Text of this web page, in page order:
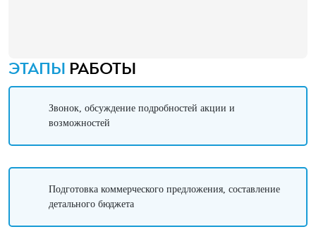
ЭТАПЫ РАБОТЫ
Звонок, обсуждение подробностей акции и
возможностей
Подготовка коммерческого предложения, составление
детального бюджета